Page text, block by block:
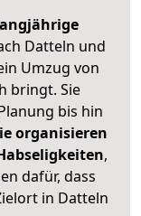
Datteln und
Umzug von
bringt. Sie
bis hin
organisieren
,
dafür, dass
in Datteln